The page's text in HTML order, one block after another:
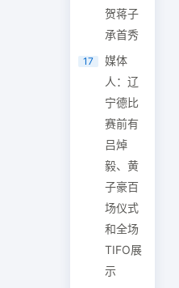
贺蒋子
承首秀
17
媒体
人：辽
宁德比
赛前有
吕焯
毅、黄
子豪百
场仪式
和全场
TIFO展
示